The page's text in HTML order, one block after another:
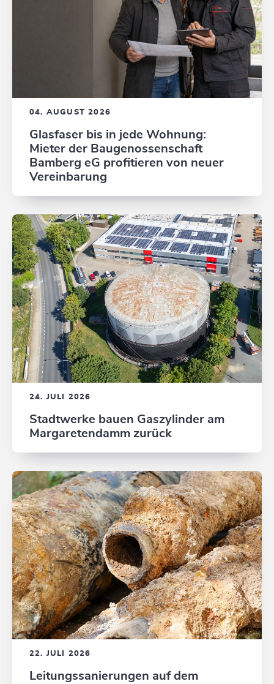
04. AUGUST 2026
Glasfaser bis in jede Wohnung:
Mieter der Baugenossenschaft
Bamberg eG profitieren von neuer
Vereinbarung
24. JULI 2026
Stadtwerke bauen Gaszylinder am
Margaretendamm zurück
22. JULI 2026
Leitungssanierungen auf dem